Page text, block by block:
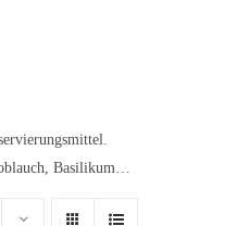
Basilikum…